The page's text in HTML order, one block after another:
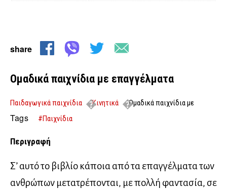
share
Ομαδικά παιχνίδια με επαγγέλματα
Παιδαγωγικά παιχνίδια Κινητικά
Ομαδικά παιχνίδια με
επαγγέλματα
Tags #Παιχνίδια
Περιγραφή
Σ’ αυτό το βιβλίο κάποια από τα επαγγέλματα των
ανθρώπων μετατρέπονται, με πολλή φαντασία, σε